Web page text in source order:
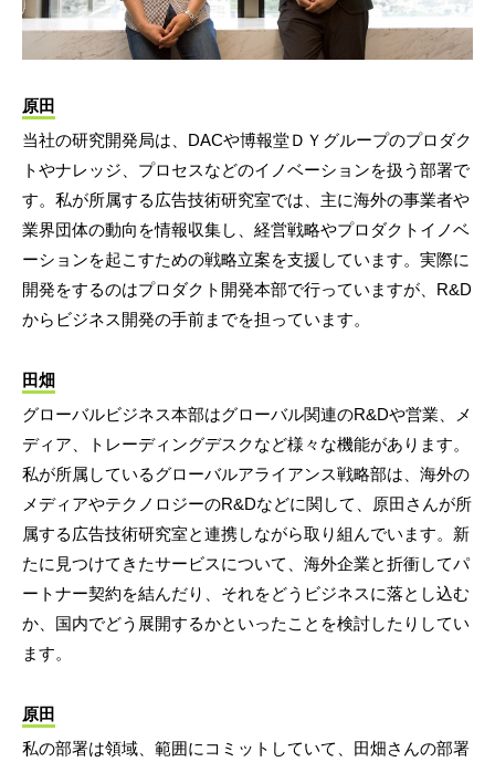
原田
当社の研究開発局は、DACや博報堂ＤＹグループのプロダク
トやナレッジ、プロセスなどのイノベーションを扱う部署で
す。私が所属する広告技術研究室では、主に海外の事業者や
業界団体の動向を情報収集し、経営戦略やプロダクトイノベ
ーションを起こすための戦略立案を支援しています。実際に
開発をするのはプロダクト開発本部で行っていますが、R&D
からビジネス開発の手前までを担っています。
田畑
グローバルビジネス本部はグローバル関連のR&Dや営業、メ
ディア、トレーディングデスクなど様々な機能があります。
私が所属しているグローバルアライアンス戦略部は、海外の
メディアやテクノロジーのR&Dなどに関して、原田さんが所
属する広告技術研究室と連携しながら取り組んでいます。新
たに見つけてきたサービスについて、海外企業と折衝してパ
ートナー契約を結んだり、それをどうビジネスに落とし込む
か、国内でどう展開するかといったことを検討したりしてい
ます。
原田
私の部署は領域、範囲にコミットしていて、田畑さんの部署